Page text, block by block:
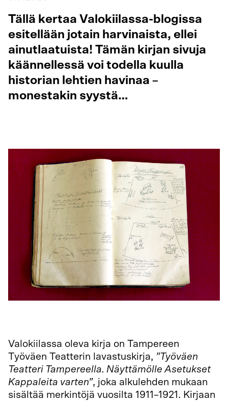
Tällä kertaa Valokiilassa-blogissa
esitellään jotain harvinaista, ellei
ainutlaatuista! Tämän kirjan sivuja
käännellessä voi todella kuulla
historian lehtien havinaa –
monestakin syystä…
Valokiilassa oleva kirja on Tampereen
Työväen Teatterin lavastuskirja, ”Työväen
Teatteri Tampereella. Näyttämölle Asetukset
Kappaleita varten”, joka alkulehden mukaan
sisältää merkintöjä vuosilta 1911–1921. Kirjaan